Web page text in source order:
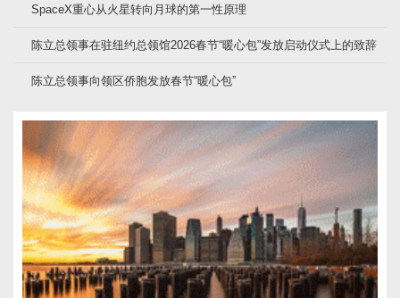
SpaceX重心从火星转向月球的第一性原理
陈立总领事在驻纽约总领馆2026春节“暖心包”发放启动仪式上的致辞
陈立总领事向领区侨胞发放春节“暖心包”